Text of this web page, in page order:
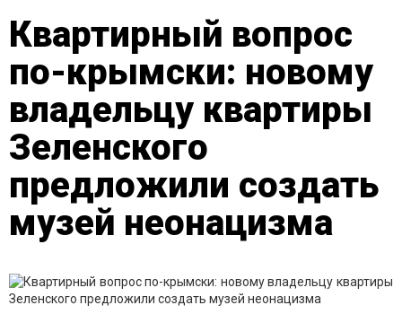
Квартирный вопрос
по-крымски: новому
владельцу квартиры
Зеленского
предложили создать
музей неонацизма